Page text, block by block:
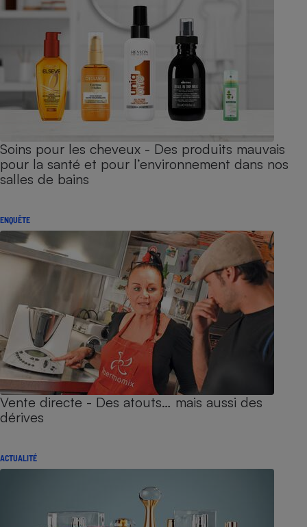
Soins pour les cheveux - Des produits mauvais
pour la santé et pour l’environnement dans nos
salles de bains
ENQUÊTE
Vente directe - Des atouts… mais aussi des
dérives
ACTUALITÉ